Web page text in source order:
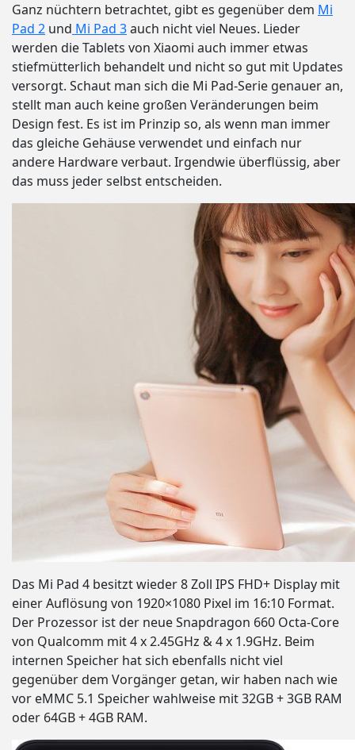
Ganz nüchtern betrachtet, gibt es gegenüber dem Mi
Pad 2 und Mi Pad 3auch nicht viel Neues. Lieder
werden die Tablets von Xiaomi auch immer etwas
stiefmütterlich behandelt und nicht so gut mit Updates
versorgt. Schaut man sich die Mi Pad-Serie genauer an,
stellt man auch keine großen Veränderungen beim
Design fest. Es ist im Prinzip so, als wenn man immer
das gleiche Gehäuse verwendet und einfach nur
andere Hardware verbaut. Irgendwie überflüssig, aber
das muss jeder selbst entscheiden.
Das Mi Pad 4 besitzt wieder 8 Zoll IPS FHD+ Display mit
einer Auflösung von 1920×1080 Pixel im 16:10 Format.
Der Prozessor ist der neue Snapdragon 660 Octa-Core
von Qualcomm mit 4 x 2.45GHz & 4 x 1.9GHz. Beim
internen Speicher hat sich ebenfalls nicht viel
gegenüber dem Vorgänger getan, wir haben nach wie
vor eMMC 5.1 Speicher wahlweise mit 32GB + 3GB RAM
oder 64GB + 4GB RAM.